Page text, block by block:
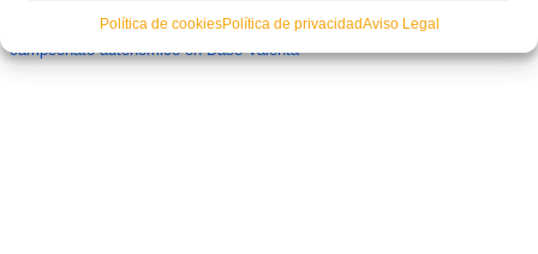
Política de cookiesPolítica de privacidadAviso Legal
| FUTSAL | El Joventut d’Elx supera a Pinoso y se alza con el
campeonato autonómico en Base Valenta